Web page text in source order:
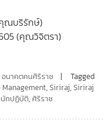
ณบริรักษ์)
(คุณวิจิตรา)
นาคตคนศิริราช
Tagged
Management, Siriraj, Siriraj
กปฏิบัติ, ศิริราช